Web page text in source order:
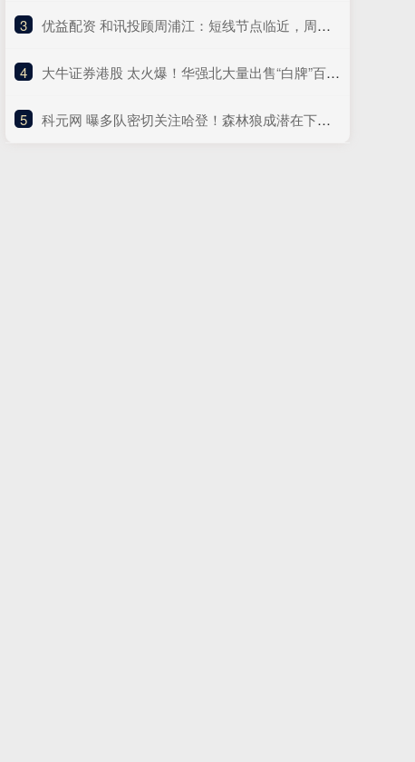
3 ​优益配资 和讯投顾周浦江：短线节点临近，周一怎么办？
4 ​大牛证券港股 太火爆！华强北大量出售“白牌”百元智能眼镜！记者实探
5 ​科元网 曝多队密切关注哈登！森林狼成潜在下家：只等快船愿意听取报价